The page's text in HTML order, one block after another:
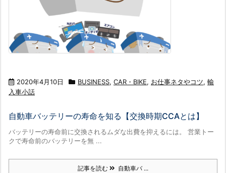
2020年4月10日 BUSINESS, CAR・BIKE, お仕事ネタやコツ, 輸
入車小話
自動車バッテリーの寿命を知る【交換時期CCAとは】
バッテリーの寿命前に交換されるムダな出費を抑えるには。 営業トー
クで寿命前のバッテリーを無 ...
記事を読む 自動車バ ...